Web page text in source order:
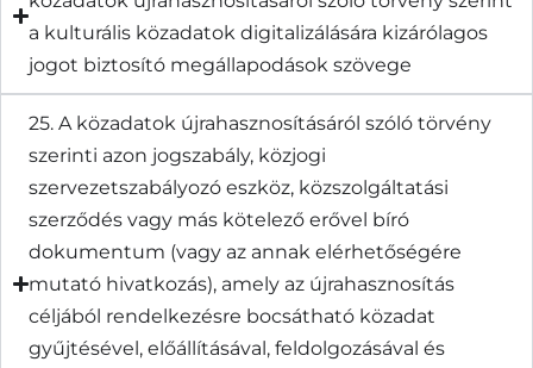
a kulturális közadatok digitalizálására kizárólagos
jogot biztosító megállapodások szövege
25. A közadatok újrahasznosításáról szóló törvény
szerinti azon jogszabály, közjogi
szervezetszabályozó eszköz, közszolgáltatási
szerződés vagy más kötelező erővel bíró
dokumentum (vagy az annak elérhetőségére
mutató hivatkozás), amely az újrahasznosítás
céljából rendelkezésre bocsátható közadat
gyűjtésével, előállításával, feldolgozásával és